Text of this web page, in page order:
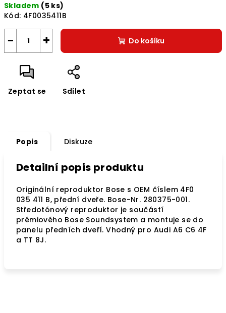
cena:
Skladem (5 ks)
Kód: 4F0035411B
+
− Do košíku
Zeptat se Sdílet
Popis Diskuze
Detailní popis produktu
Originální reproduktor Bose s OEM číslem 4F0
035 411 B, přední dveře. Bose-Nr. 280375-001.
Středotónový reproduktor je součástí
prémiového Bose Soundsystem a montuje se do
panelu předních dveří. Vhodný pro Audi A6 C6 4F
a TT 8J.